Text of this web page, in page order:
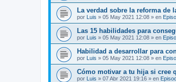
La verdad sobre la reforma de
por Luis » 05 May 2021 12:08 » en
Las 15 habilidades para
por Luis » 05 May 2021 12:08 » en
Habilidad a desarrollar para
por Luis » 05 May 2021 12:08 » en
Cómo motivar a tu hija si cree
por Luis » 07 Abr 2021 19:16 » en